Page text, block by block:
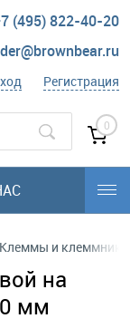
(495) 822-40-20
Регистрация
0
Клеммы и клеммники
на
мм